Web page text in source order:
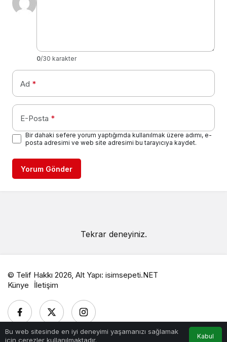
0/30 karakter
Ad *
E-Posta *
Bir dahaki sefere yorum yaptığımda kullanılmak üzere adımı, e-
posta adresimi ve web site adresimi bu tarayıcıya kaydet.
Yorum Gönder
Tekrar deneyiniz.
Bu web sitesinde en iyi deneyimi yaşamanızı sağlamak
için çerezler kullanılmaktadır.
Kabul
© Telif Hakkı 2026, Alt Yapı: isimsepeti.NET
Künye
İletişim